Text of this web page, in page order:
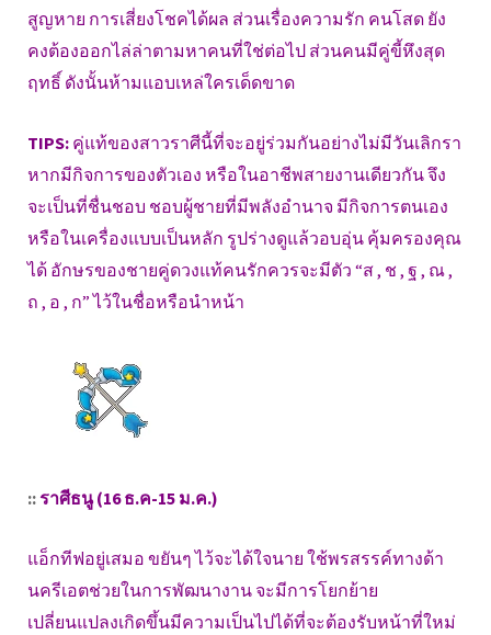
สูญหาย การเสี่ยงโชคได้ผล ส่วนเรื่องความรัก คนโสด ยัง
คงต้องออกไล่ล่าตามหาคนที่ใช่ต่อไป ส่วนคนมีคู่ขี้หึงสุด
ฤทธิ์ ดังนั้นห้ามแอบเหล่ใครเด็ดขาด
TIPS: คู่แท้ของสาวราศีนี้ที่จะอยู่ร่วมกันอย่างไม่มีวันเลิกรา
หากมีกิจการของตัวเอง หรือในอาชีพสายงานเดียวกัน จึง
จะเป็นที่ชื่นชอบ ชอบผู้ชายที่มีพลังอำนาจ มีกิจการตนเอง
หรือในเครื่องแบบเป็นหลัก รูปร่างดูแล้วอบอุ่น คุ้มครองคุณ
ได้ อักษรของชายคู่ดวงแท้คนรักควรจะมีตัว “ส , ช , ฐ , ณ ,
ถ , อ , ก” ไว้ในชื่อหรือนำหน้า
::ราศีธนู (16 ธ.ค-15 ม.ค.)
แอ็กทีฟอยู่เสมอ ขยันๆ ไว้จะได้ใจนาย ใช้พรสรรค์ทางด้า
นครีเอตช่วยในการพัฒนางาน จะมีการโยกย้าย
เปลี่ยนแปลงเกิดขึ้นมีความเป็นไปได้ที่จะต้องรับหน้าที่ใหม่